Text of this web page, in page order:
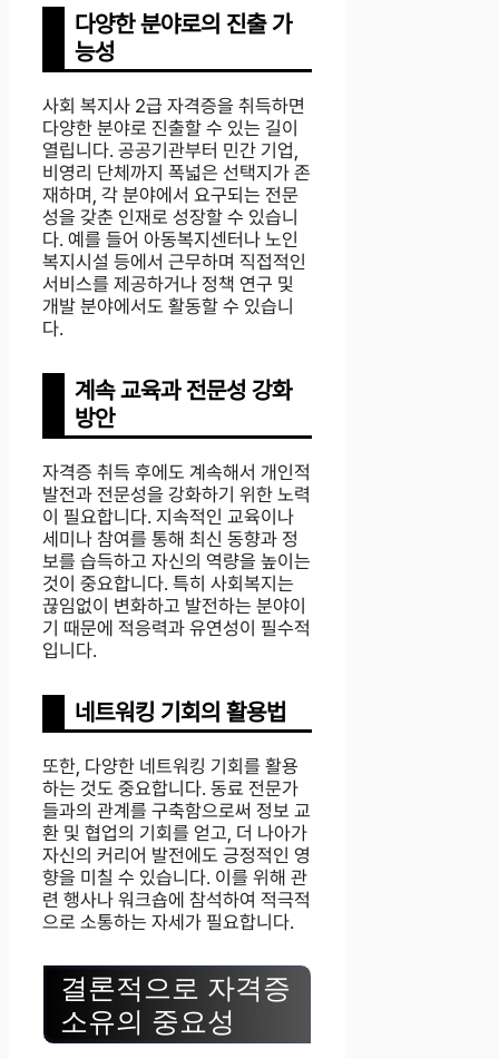
다양한 분야로의 진출 가
능성
사회 복지사 2급 자격증을 취득하면
다양한 분야로 진출할 수 있는 길이
열립니다. 공공기관부터 민간 기업,
비영리 단체까지 폭넓은 선택지가 존
재하며, 각 분야에서 요구되는 전문
성을 갖춘 인재로 성장할 수 있습니
다. 예를 들어 아동복지센터나 노인
복지시설 등에서 근무하며 직접적인
서비스를 제공하거나 정책 연구 및
개발 분야에서도 활동할 수 있습니
다.
계속 교육과 전문성 강화
방안
자격증 취득 후에도 계속해서 개인적
발전과 전문성을 강화하기 위한 노력
이 필요합니다. 지속적인 교육이나
세미나 참여를 통해 최신 동향과 정
보를 습득하고 자신의 역량을 높이는
것이 중요합니다. 특히 사회복지는
끊임없이 변화하고 발전하는 분야이
기 때문에 적응력과 유연성이 필수적
입니다.
네트워킹 기회의 활용법
또한, 다양한 네트워킹 기회를 활용
하는 것도 중요합니다. 동료 전문가
들과의 관계를 구축함으로써 정보 교
환 및 협업의 기회를 얻고, 더 나아가
자신의 커리어 발전에도 긍정적인 영
향을 미칠 수 있습니다. 이를 위해 관
련 행사나 워크숍에 참석하여 적극적
으로 소통하는 자세가 필요합니다.
결론적으로 자격증
소유의 중요성